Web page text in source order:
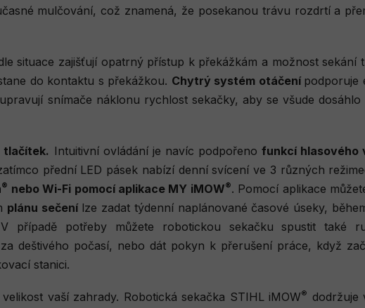
mulčování, což znamená, že posekanou trávu rozdrtí a
situace zajišťují opatrný přístup k překážkám a možnost sekání
do kontaktu s překážkou. Chytrý systém otáčení podporuje
snímače náklonu rychlost sekačky, aby se všude
tlačítek. Intuitivní ovládání je navíc podpořeno funkcí hlasového
přední LED pásek nabízí denní svícení ve 3 různých
® nebo Wi-Fi pomocí aplikace MY iMOW®. Pomocí aplikace
plánu sečenílze zadat týdenní naplánované časové úseky,
případě potřeby můžete robotickou sekačku spustit také
deštivého počasí, nebo dát pokyn k přerušení práce, když
stanici.
vaší zahrady. Robotická sekačka STIHL iMOW® dodržuje